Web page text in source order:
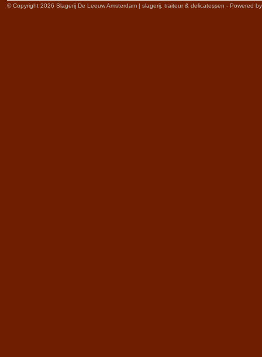
© Copyright 2026 Slagerij De Leeuw Amsterdam | slagerij, traiteur & delicatessen - Powered